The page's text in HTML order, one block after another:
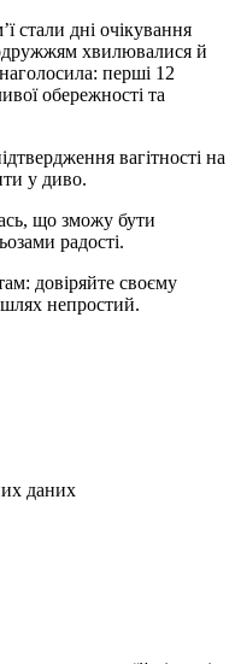
стали дні очікування
хвилювалися й
перші 12
обережності та
вагітності на
у диво.
що зможу бути
радості.
довіряйте своєму
шлях непростий.
даних